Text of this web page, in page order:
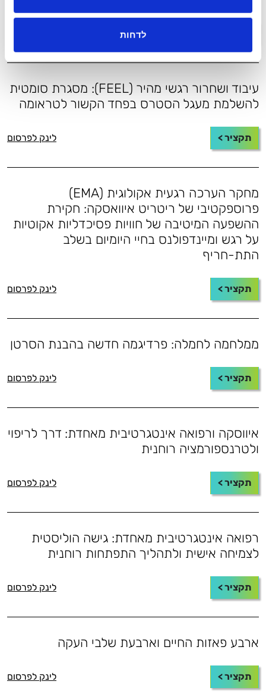
לדחות
עיבוד ושחרור רגשי מהיר (FEEL): מסגרת סומטית
להשלמת מעגל הסטרס בפחד הקשור לטראומה
תקציר > לינק לפרסום
מחקר הערכה רגעית אקולוגית (EMA)
פרוספקטיבי של ריטריט איוואסקה: חקירת
ההשפעה המיטיבה של חוויות פסיכדליות אקוטיות
על רגש ומיינדפולנס בחיי היומיום בשלב
התת-חריף
תקציר > לינק לפרסום
ממלחמה לחמלה: פרדיגמה חדשה בהבנת הסרטן
תקציר > לינק לפרסום
איווסקה ורפואה אינטגרטיבית מאחדת: דרך לריפוי
ולטרנספורמציה רוחנית
תקציר > לינק לפרסום
רפואה אינטגרטיבית מאחדת: גישה הוליסטית
לצמיחה אישית ולתהליך התפתחות רוחנית
תקציר > לינק לפרסום
ארבע פאזות החיים וארבעת שלבי העקה
תקציר > לינק לפרסום